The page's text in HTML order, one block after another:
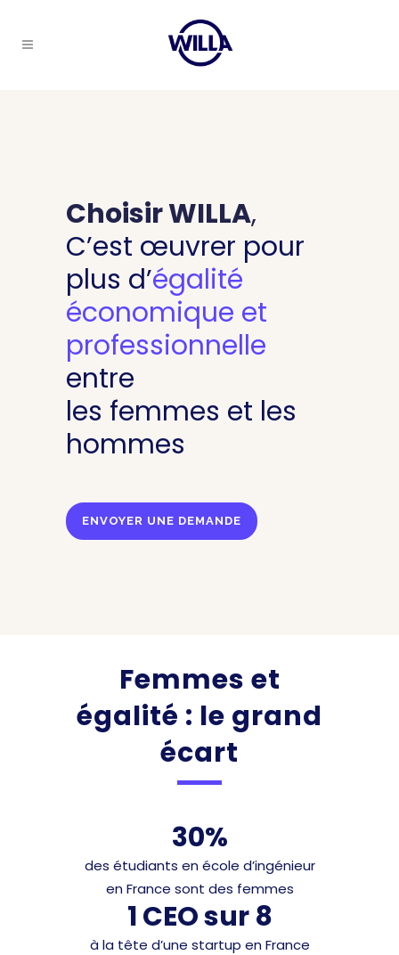
Choisir WILLA,
C’est œuvrer pour
plus d’égalité
économique et
professionnelle
entre
les femmes et les
hommes
ENVOYER UNE DEMANDE
Femmes et
égalité : le grand
écart
30%
des étudiants en école d’ingénieur
en France sont des femmes
1 CEO sur 8
à la tête d’une startup en France